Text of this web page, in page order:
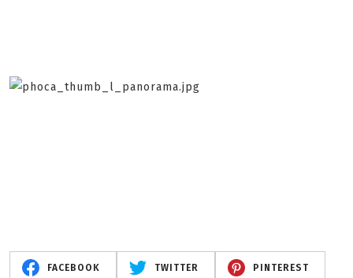
FACEBOOK TWITTER PINTEREST